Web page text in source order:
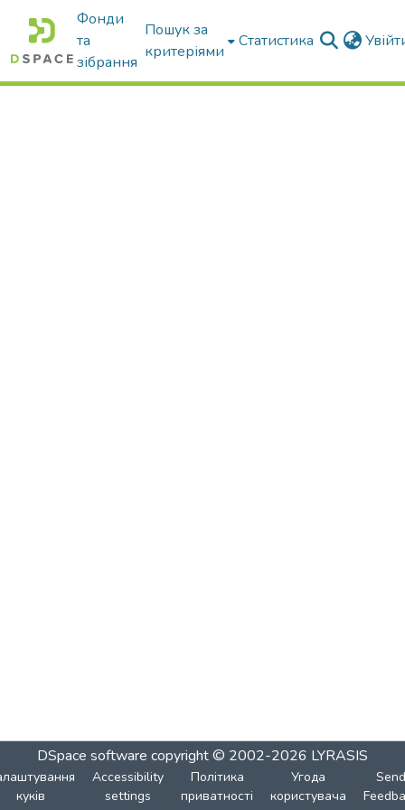
Фонди
та
зібрання
Пошук за
критеріями
Статистика
DSpace software copyright © 2002-2026 LYRASIS
куків
Accessibility
settings
Політика
приватності
Угода
користувача
Send